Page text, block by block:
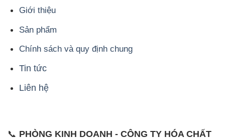
Giới thiệu
Sản phẩm
Chính sách và quy định chung
Tin tức
Liên hệ
📞 PHÒNG KINH DOANH - CÔNG TY HÓA CHẤT